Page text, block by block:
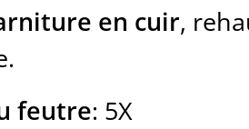
en cuir,
feutre: 5X